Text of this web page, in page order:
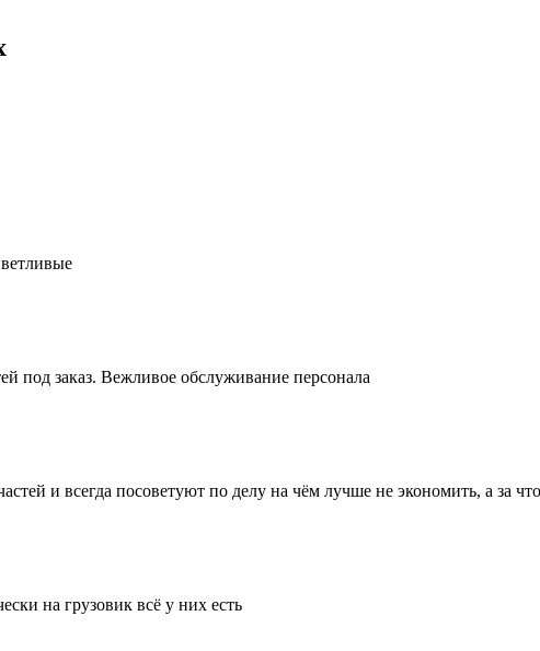
под заказ. Вежливое обслуживание персонала
и всегда посоветуют по делу на чём лучше не экономить, а за
на грузовик всё у них есть